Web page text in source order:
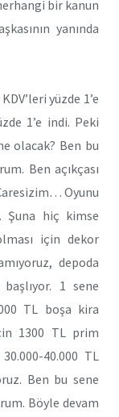
bir kanun
yanında
yüzde 1’e
1’e indi. Peki
olacak? Ben bu
Ben açıkçası
Oyunu
Şuna hiç kimse
için dekor
depoda
1 sene
TL boşa kira
1300 TL prim
40.000 TL
Ben bu sene
Böyle devam